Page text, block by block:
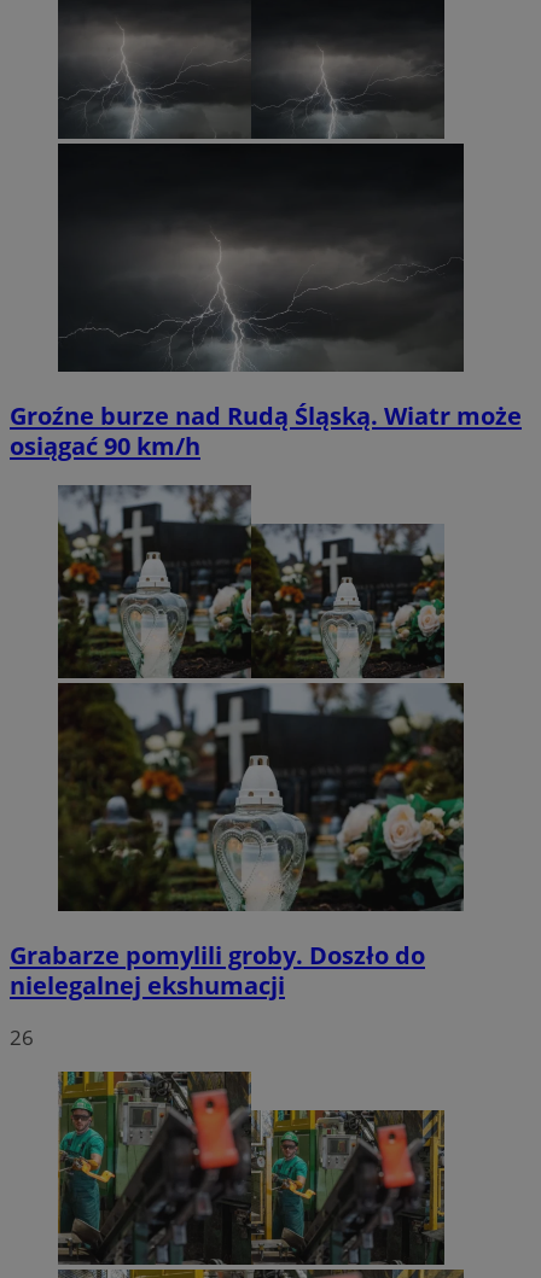
Groźne burze nad Rudą Śląską. Wiatr może
osiągać 90 km/h
Grabarze pomylili groby. Doszło do
nielegalnej ekshumacji
26